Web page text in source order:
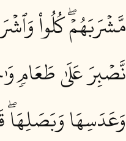
مَّشۡرَبَهُمۡۖ كُلُواْ
نَّصۡبِرَ عَلَىٰ طَعَامٖ
وَعَدَسِهَا وَبَصَلِهَاۖ